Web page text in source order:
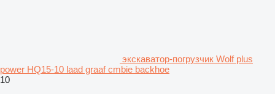
экскаватор-погрузчик Wolf plus
power HQ15-10 laad graaf cmbie backhoe
10